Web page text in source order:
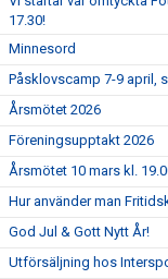
TÖLÖ IF MERCHANDISE
17.30!
Minnesord
Påsklovscamp 7-9 april,
Årsmötet 2026
Föreningsupptakt 2026
Årsmötet 10 mars kl.
Hur använder man
God Jul & Gott Nytt År!
Utförsäljning hos